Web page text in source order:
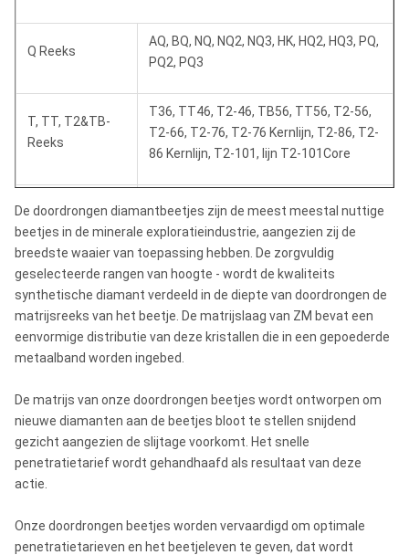
Q Reeks
AQ, BQ, NQ, NQ2, NQ3, HK, HQ2, HQ3, PQ,
PQ2, PQ3
T, TT, T2&TB-
Reeks
T36, TT46, T2-46, TB56, TT56, T2-56,
T2-66, T2-76, T2-76 Kernlijn, T2-86, T2-
86 Kernlijn, T2-101, lijn T2-101Core
T6 Reeks
T6-76, T6-86, T6-101, T6-116, T6-131,
T6-146
B Reeks
(iso3552-1)
B36, B46, B56, B66, B76, B86, B101,
B116, B131, B146
WF reeks: HWF, PWF, SWF, UWF, ZWF
GEWICHTSreeks:
RWT, EWT, AWT, BWT, NWT, HWT (Enige
Buis/Dubbele Buis)
EWG, AWG, BWG, NWG, HWG (Enige
WM reeks: EWM, AWM, BWM, NWM
De doordrongen diamantbeetjes zijn de meest meestal nuttige
beetjes in de minerale exploratieindustrie, aangezien zij de
breedste waaier van toepassing hebben. De zorgvuldig
geselecteerde rangen van hoogte - wordt de kwaliteits
synthetische diamant verdeeld in de diepte van doordrongen de
matrijsreeks van het beetje. De matrijslaag van ZM bevat een
eenvormige distributie van deze kristallen die in een gepoederde
metaalband worden ingebed.
De matrijs van onze doordrongen beetjes wordt ontworpen om
nieuwe diamanten aan de beetjes bloot te stellen snijdend
gezicht aangezien de slijtage voorkomt. Het snelle
penetratietarief wordt gehandhaafd als resultaat van deze
actie.
Onze doordrongen beetjes worden vervaardigd om optimale
penetratietarieven en het beetjeleven te geven, dat wordt